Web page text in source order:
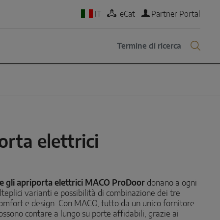
eCat Partner Portal
elettrici
gli apriporta elettrici MACO ProDoor donano a ogni
varianti e possibilità di combinazione dei tre
e design. Con MACO, tutto da un unico fornitore
contare a lungo su porte affidabili, grazie ai